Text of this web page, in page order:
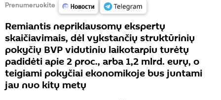
Prenumeruokite
Remiantis nepriklausomų ekspertų
skaičiavimais, dėl vykstančių struktūrinių
pokyčių BVP vidutiniu laikotarpiu turėtų
padidėti apie 2 proc., arba 1,2 mlrd. eurų, o
teigiami pokyčiai ekonomikoje bus juntami
jau nuo kitų metų